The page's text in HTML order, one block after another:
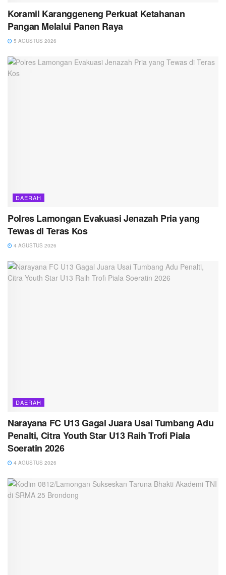
Koramil Karanggeneng Perkuat Ketahanan
Pangan Melalui Panen Raya
5 AGUSTUS 2026
DAERAH
Polres Lamongan Evakuasi Jenazah Pria yang
Tewas di Teras Kos
4 AGUSTUS 2026
DAERAH
Narayana FC U13 Gagal Juara Usai Tumbang Adu
Penalti, Citra Youth Star U13 Raih Trofi Piala
Soeratin 2026
4 AGUSTUS 2026